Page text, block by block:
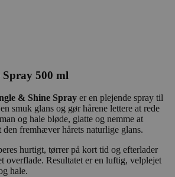
500 ml
& Shine Spray er en plejende spray til
smuk glans og gør hårene lettere at rede
og hale bløde, glatte og nemme at
den fremhæver hårets naturlige glans.
hurtigt, tørrer på kort tid og efterlader
overflade. Resultatet er en luftig, velplejet
hale.